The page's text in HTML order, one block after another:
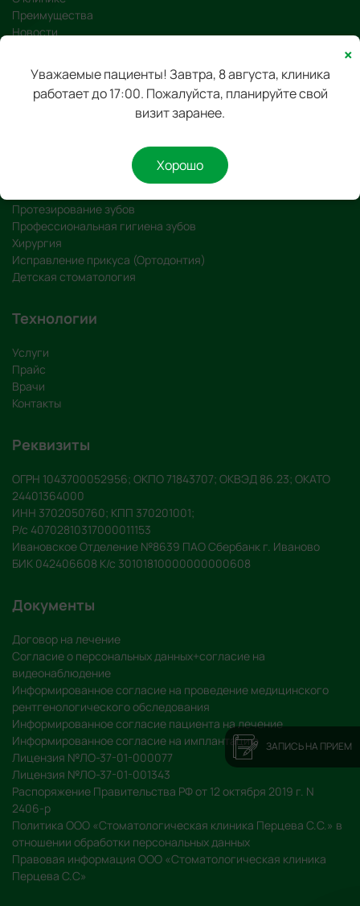
ЗАПИСЬ НА ПРИЕМ
×
Уважаемые пациенты! Завтра, 8 августа, клиника
работает до 17:00. Пожалуйста, планируйте свой
визит заранее.
Хорошо
Преимущества
Новости
Вакансии
Отзывы
Протезирование зубов
Профессиональная гигиена зубов
Хирургия
Исправление прикуса (Ортодонтия)
Детская стоматология
Технологии
Услуги
Прайс
Врачи
Контакты
Реквизиты
ОГРН 1043700052956; ОКПО 71843707; ОКВЭД 86.23; ОКАТО
24401364000
ИНН 3702050760; КПП 370201001;
Р/с 40702810317000011153
Ивановское Отделение №8639 ПАО Сбербанк г. Иваново
БИК 042406608 К/с 30101810000000000608
Документы
Договор на лечение
Согласие о персональных данных+согласие на
видеонаблюдение
Информированное согласие на проведение медицинского
рентгенологического обследования
Информированное согласие пациента на лечение
Информированное согласие на имплантацию
Лицензия №ЛО-37-01-000077
Лицензия №ЛО-37-01-001343
Распоряжение Правительства РФ от 12 октября 2019 г. N
2406-р
Политика ООО «Стоматологическая клиника Перцева С.С.» в
отношении обработки персональных данных
Правовая информация ООО «Стоматологическая клиника
Перцева С.С»